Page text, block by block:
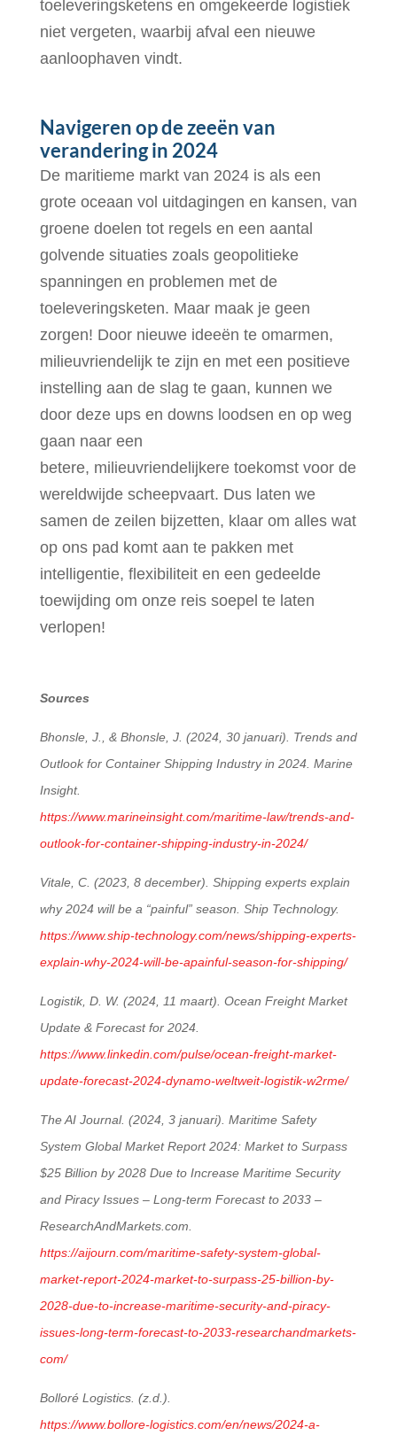
toeleveringsketens en omgekeerde logistiek
niet vergeten, waarbij afval een nieuwe
aanloophaven vindt.
Navigeren op de zeeën van
verandering in 2024
De maritieme markt van 2024 is als een
grote oceaan vol uitdagingen en kansen, van
groene doelen tot regels en een aantal
golvende situaties zoals geopolitieke
spanningen en problemen met de
toeleveringsketen. Maar maak je geen
zorgen! Door nieuwe ideeën te omarmen,
milieuvriendelijk te zijn en met een positieve
instelling aan de slag te gaan, kunnen we
door deze ups en downs loodsen en op weg
gaan naar een
betere, milieuvriendelijkere toekomst voor de
wereldwijde scheepvaart. Dus laten we
samen de zeilen bijzetten, klaar om alles wat
op ons pad komt aan te pakken met
intelligentie, flexibiliteit en een gedeelde
toewijding om onze reis soepel te laten
verlopen!
Sources
Bhonsle, J., & Bhonsle, J. (2024, 30 januari). Trends and
Outlook for Container Shipping Industry in 2024. Marine
Insight.
https://www.marineinsight.com/maritime-law/trends-and-
outlook-for-container-shipping-industry-in-2024/
Vitale, C. (2023, 8 december). Shipping experts explain
why 2024 will be a “painful” season. Ship Technology.
https://www.ship-technology.com/news/shipping-experts-
explain-why-2024-will-be-apainful-season-for-shipping/
Logistik, D. W. (2024, 11 maart). Ocean Freight Market
Update & Forecast for 2024.
https://www.linkedin.com/pulse/ocean-freight-market-
update-forecast-2024-dynamo-weltweit-logistik-w2rme/
The AI Journal. (2024, 3 januari). Maritime Safety
System Global Market Report 2024: Market to Surpass
$25 Billion by 2028 Due to Increase Maritime Security
and Piracy Issues – Long-term Forecast to 2033 –
ResearchAndMarkets.com.
https://aijourn.com/maritime-safety-system-global-
market-report-2024-market-to-surpass-25-billion-by-
2028-due-to-increase-maritime-security-and-piracy-
issues-long-term-forecast-to-2033-researchandmarkets-
com/
Bolloré Logistics. (z.d.).
https://www.bollore-logistics.com/en/news/2024-a-